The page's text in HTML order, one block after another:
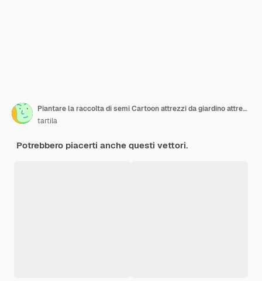
Piantare la raccolta di semi Cartoon attrezzi da giardino attrezzature da giardinaggio vaso di fiori annaffiatoio guanti da pala agricoltura concetto di coltivazione Set vettoriale
tartila
Potrebbero piacerti anche questi vettori.